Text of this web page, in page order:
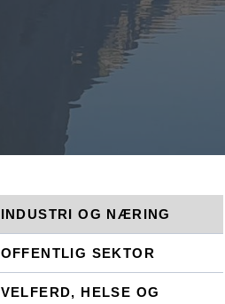
INDUSTRI OG NÆRING
OFFENTLIG SEKTOR
VELFERD, HELSE OG